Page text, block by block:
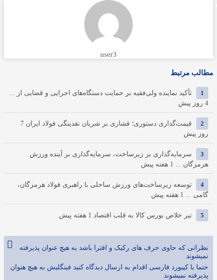
user3
مطالب مرتبط
1
تأکید نماینده ولی‌فقیه بر حمایت دستگاه‌های اجرایی و قضایی از ...
4 روز پیش
2 قیمت‌گذاری دستوری؛ فشاری بر شریان نقدینگی فولاد ایران 7
روز پیش
3
سرمایه‌گذاری بر زیرساخت، سرمایه‌گذاری بر آینده ورزش
هرمزگان ... 1 هفته پیش
4
توسعه زیرساخت‌های ورزش ساحلی با راهبری فولاد هرمزگان،
گامی ... 1 هفته پیش
5 تیر خلاص بورس کالا به قلب اقتصاد 1 هفته پیش
نظراتی که حاوی حرف های رکیک و افترا باشد به هیچ عنوان پذیرفته
نمیشوند
حتما با کیبورد فارسی اقدام به ارسال دیدگاه کنید فینگلیش به هیچ هنوان
پذیرفته نمیشوند